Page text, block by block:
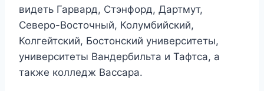
видеть Гарвард, Стэнфорд, Дартмут,
Северо-Восточный, Колумбийский,
Колгейтский, Бостонский университеты,
университеты Вандербильта и Тафтса, а
также колледж Вассара.